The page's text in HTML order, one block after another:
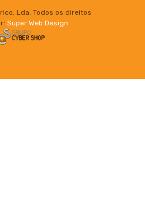
Lda. Todos os direitos
Super Web Design